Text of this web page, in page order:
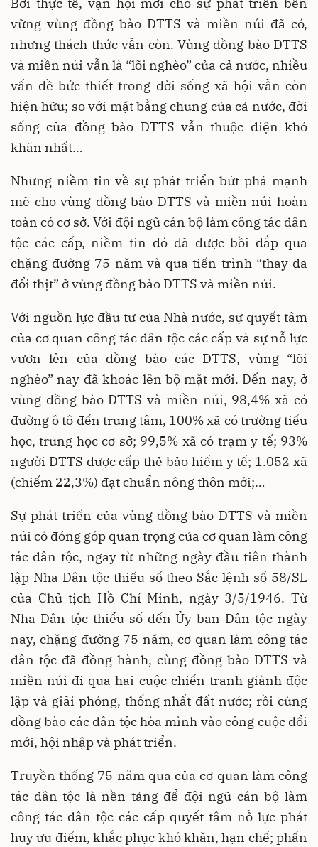
Bởi thực tế, vận hội mới cho sự phát triển bền
vững vùng đồng bào DTTS và miền núi đã có,
nhưng thách thức vẫn còn. Vùng đồng bào DTTS
và miền núi vẫn là “lõi nghèo” của cả nước, nhiều
vấn đề bức thiết trong đời sống xã hội vẫn còn
hiện hữu; so với mặt bằng chung của cả nước, đời
sống của đồng bào DTTS vẫn thuộc diện khó
khăn nhất…
Nhưng niềm tin về sự phát triển bứt phá mạnh
mẽ cho vùng đồng bào DTTS và miền núi hoàn
toàn có cơ sở. Với đội ngũ cán bộ làm công tác dân
tộc các cấp, niềm tin đó đã được bồi đắp qua
chặng đường 75 năm và qua tiến trình “thay da
đổi thịt” ở vùng đồng bào DTTS và miền núi.
Với nguồn lực đầu tư của Nhà nước, sự quyết tâm
của cơ quan công tác dân tộc các cấp và sự nỗ lực
vươn lên của đồng bào các DTTS, vùng “lõi
nghèo” nay đã khoác lên bộ mặt mới. Đến nay, ở
vùng đồng bào DTTS và miền núi, 98,4% xã có
đường ô tô đến trung tâm, 100% xã có trường tiểu
học, trung học cơ sở; 99,5% xã có trạm y tế; 93%
người DTTS được cấp thẻ bảo hiểm y tế; 1.052 xã
(chiếm 22,3%) đạt chuẩn nông thôn mới;…
Sự phát triển của vùng đồng bào DTTS và miền
núi có đóng góp quan trọng của cơ quan làm công
tác dân tộc, ngay từ những ngày đầu tiên thành
lập Nha Dân tộc thiểu số theo Sắc lệnh số 58/SL
của Chủ tịch Hồ Chí Minh, ngày 3/5/1946. Từ
Nha Dân tộc thiểu số đến Ủy ban Dân tộc ngày
nay, chặng đường 75 năm, cơ quan làm công tác
dân tộc đã đồng hành, cùng đồng bào DTTS và
miền núi đi qua hai cuộc chiến tranh giành độc
lập và giải phóng, thống nhất đất nước; rồi cùng
đồng bào các dân tộc hòa mình vào công cuộc đổi
mới, hội nhập và phát triển.
Truyền thống 75 năm qua của cơ quan làm công
tác dân tộc là nền tảng để đội ngũ cán bộ làm
công tác dân tộc các cấp quyết tâm nỗ lực phát
huy ưu điểm, khắc phục khó khăn, hạn chế; phấn